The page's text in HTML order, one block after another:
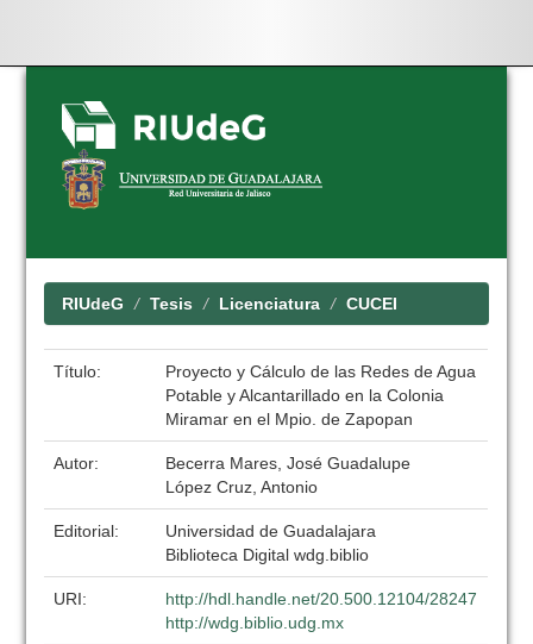
Skip
navigation
RIUdeG Tesis Licenciatura CUCEI
Título:
Proyecto y Cálculo de las Redes de Agua
Potable y Alcantarillado en la Colonia
Miramar en el Mpio. de Zapopan
Autor:
Becerra Mares, José Guadalupe
López Cruz, Antonio
Editorial:
Universidad de Guadalajara
Biblioteca Digital wdg.biblio
URI:
http://hdl.handle.net/20.500.12104/28247
http://wdg.biblio.udg.mx